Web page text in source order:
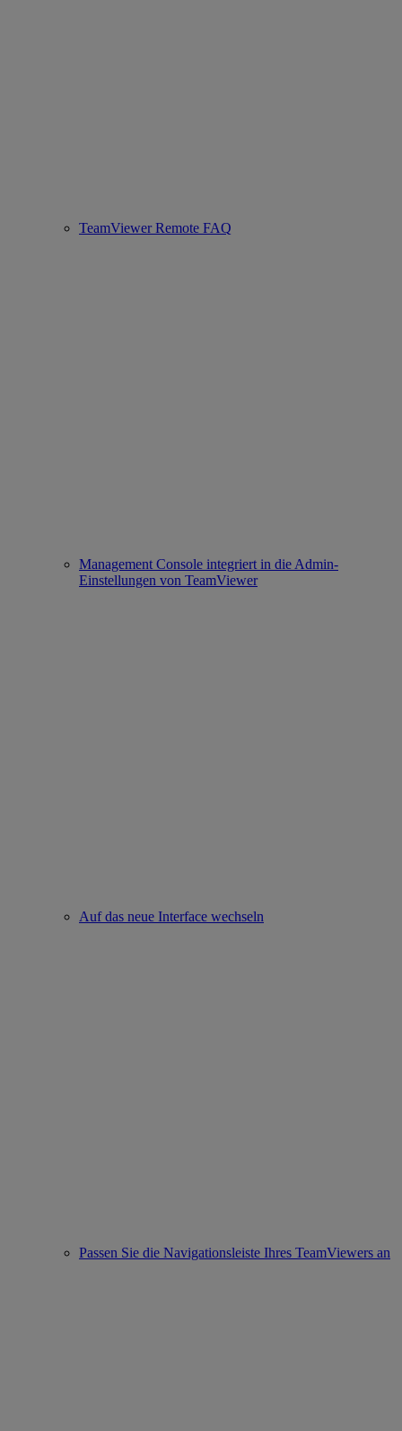
TeamViewer Remote FAQ
Management Console integriert in die Admin-
Einstellungen von TeamViewer
Auf das neue Interface wechseln
Passen Sie die Navigationsleiste Ihres TeamViewers an